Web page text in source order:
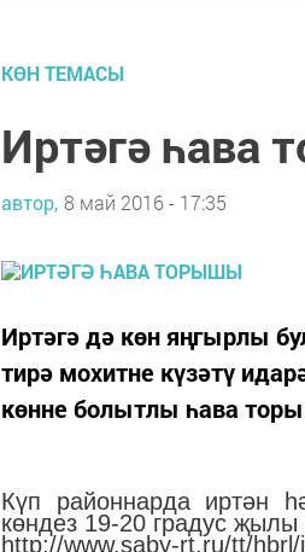
КӨН ТЕМАСЫ
Иртәгә һава
автор, 8 май 2016 - 17:35
Иртәгә дә көн яңгырлы
тирә мохитне күзәтү
көнне болытлы һава
Күп районнарда иртән
көндез 19-20 градус җылы
http://www.saby-rt.ru/tt/